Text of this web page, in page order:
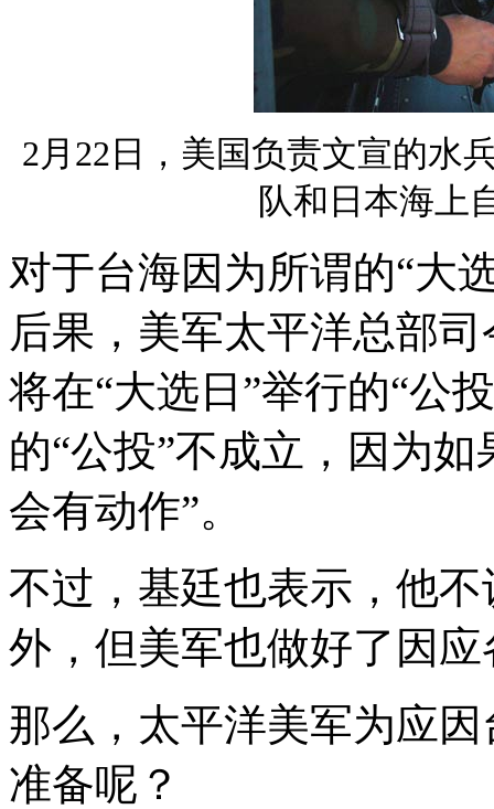
2月22日，美国负责文宣的水
队和日本海上
对于台海因为所谓的“大
后果，美军太平洋总部
将在“大选日”举行的“公
的“公投”不成立，因为
会有动作”。
不过，基廷也表示，他
外，但美军也做好了因
那么，太平洋美军为应
准备呢？